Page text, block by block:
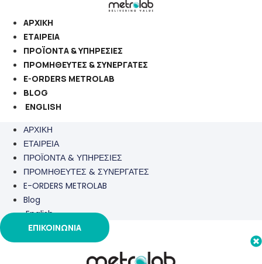
στο
περιεχόμενο
ΑΡΧΙΚΗ
ΕΤΑΙΡΕΙΑ
ΠΡΟΪΟΝΤΑ & ΥΠΗΡΕΣΙΕΣ
ΠΡΟΜΗΘΕΥΤΕΣ & ΣΥΝΕΡΓΑΤΕΣ
E-ORDERS METROLAB
BLOG
ENGLISH
ΑΡΧΙΚΗ
ΕΤΑΙΡΕΙΑ
ΠΡΟΪΟΝΤΑ & ΥΠΗΡΕΣΙΕΣ
ΠΡΟΜΗΘΕΥΤΕΣ & ΣΥΝΕΡΓΑΤΕΣ
E-ORDERS METROLAB
Blog
English
ΕΠΙΚΟΙΝΩΝΙΑ